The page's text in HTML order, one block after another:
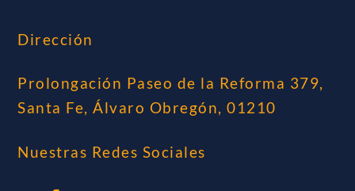
Dirección
Prolongación Paseo de la Reforma 379,
Santa Fe, Álvaro Obregón, 01210
Nuestras Redes Sociales